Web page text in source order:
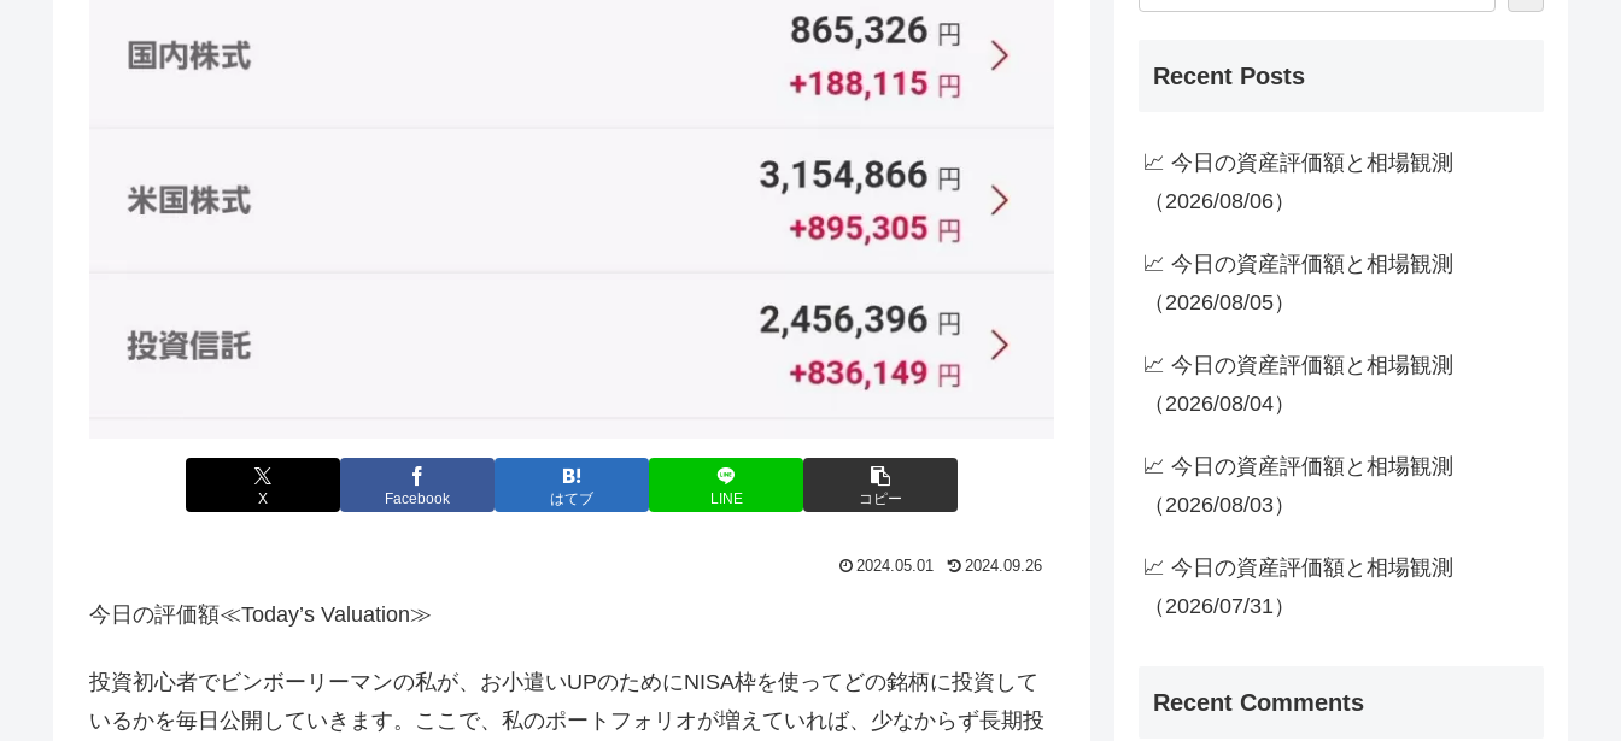
X Facebook はてブ LINE コピー
2024.05.01 2024.09.26
今日の評価額≪Today’s Valuation≫
投資初心者でビンボーリーマンの私が、お小遣いUPのためにNISA枠を使ってどの銘柄に投資して
いるかを毎日公開していきます。ここで、私のポートフォリオが増えていれば、少なからず長期投
Recent Posts
📈 今日の資産評価額と相場観測
（2026/08/06）
📈 今日の資産評価額と相場観測
（2026/08/05）
📈 今日の資産評価額と相場観測
（2026/08/04）
📈 今日の資産評価額と相場観測
（2026/08/03）
📈 今日の資産評価額と相場観測
（2026/07/31）
Recent Comments